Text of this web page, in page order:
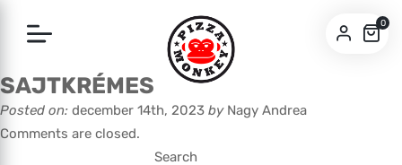
0
SAJTKRÉMES
Posted on: december 14th, 2023 byNagy Andrea
Comments are closed.